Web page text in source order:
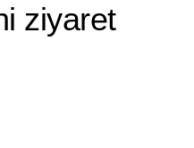
ziyaret